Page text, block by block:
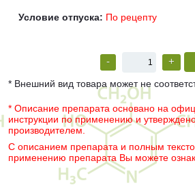
Условие отпуска: По рецепту
- +
* Внешний вид товара может не
* Описание препарата основано на
инструкции по применению и
производителем.
С описанием препарата и полным
применению препарата Вы можете